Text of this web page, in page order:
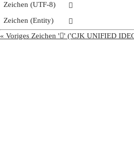
Zeichen (UTF-8)
𩡩
Zeichen (Entity)
𩡩
« Voriges Zeichen '𩡨' ('CJK UNIFIED